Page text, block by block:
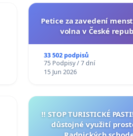
Petice za zavedení
volna v České
33 502 podpisů
75 Podpisy / 7 dní
15 Jun 2026
‼️ STOP TURISTICKÉ
důstojné využití